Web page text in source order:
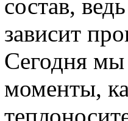
состав,
зависит
Сегодня мы
моменты,